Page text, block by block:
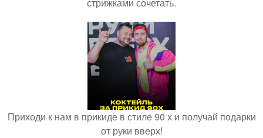
стрижками сочетать.
Приходи к нам в прикиде в стиле 90 х и получай подарки
от руки вверх!